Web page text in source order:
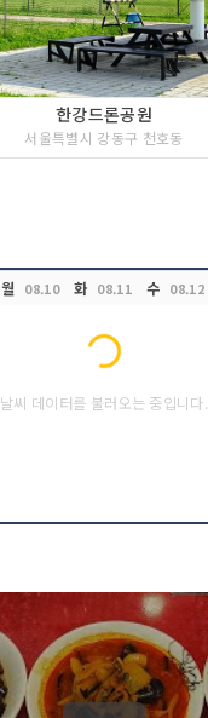
한강드론공원
서울특별시 강동구 천호동
월 08.10 화 08.11 수 08.12
Loading...
날씨 데이터를 불러오는 중입니다.